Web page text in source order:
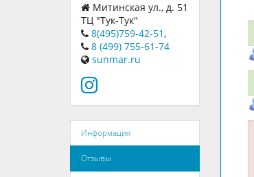
Митинская ул., д. 51
ТЦ "Тук-Тук"
8(495)759-42-51,
8 (499) 755-61-74
sunmar.ru
Информация
Отзывы